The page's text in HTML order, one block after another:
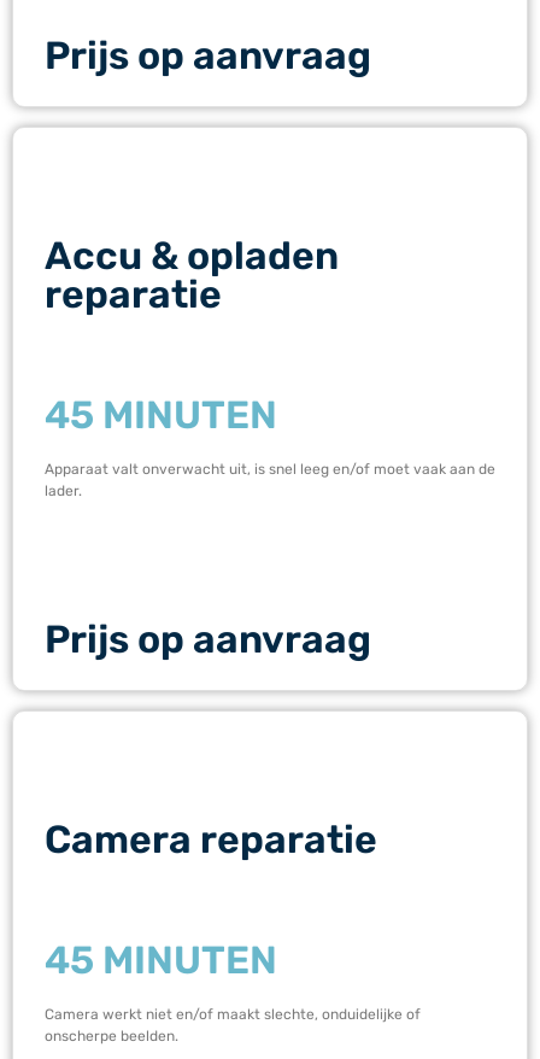
Prijs op aanvraag
Accu & opladen
reparatie
45 MINUTEN
Apparaat valt onverwacht uit, is snel leeg en/of moet vaak aan de
lader.
Prijs op aanvraag
Camera reparatie
45 MINUTEN
Camera werkt niet en/of maakt slechte, onduidelijke of
onscherpe beelden.